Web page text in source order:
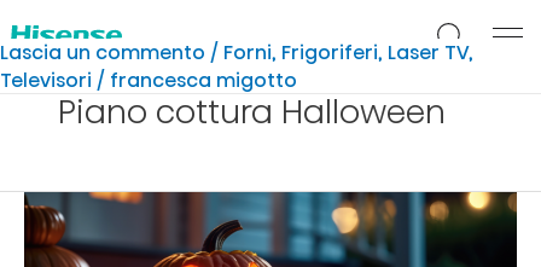
al
contenuto
Piano cottura Halloween
Lascia un commento / Forni, Frigoriferi, Laser TV,
Televisori / francesca migotto